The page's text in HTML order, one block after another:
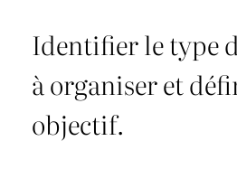
Identifier le type
à organiser et
objectif.